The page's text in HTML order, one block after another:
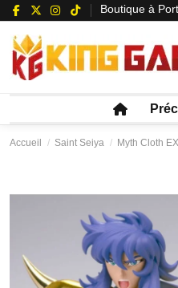
Boutique à
Accueil Saint Seiya Myth Cloth